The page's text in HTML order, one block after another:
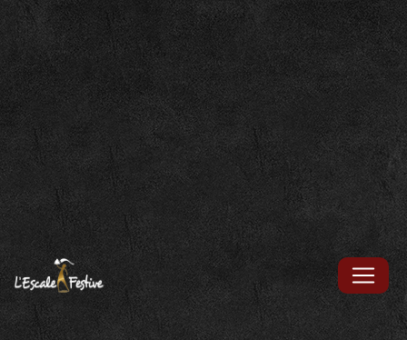
Panneau de gestion des cookies